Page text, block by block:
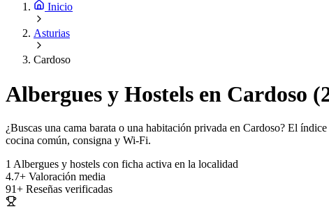
Inicio
Asturias
Cardoso
Albergues y Hostels en Cardoso
¿Buscas una cama barata o una habitación privada en Cardoso? El
cocina común, consigna y Wi-Fi.
1 Albergues y hostels con ficha activa en la localidad
4.7+ Valoración media
91+ Reseñas verificadas